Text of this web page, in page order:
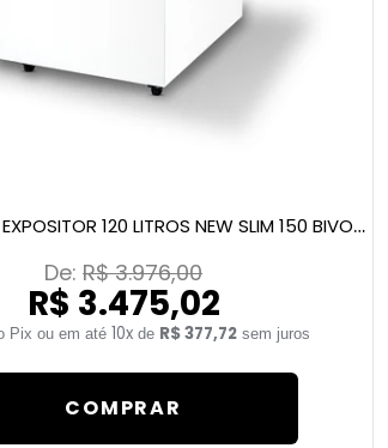
CONGELADOR EXPOSITOR 120 LITROS NEW SLIM 150 BIVOLT BRANCO
De: R$ 3.976,00
R$ 3.475,02
10x de R$ 377,72 sem juros
COMPRAR